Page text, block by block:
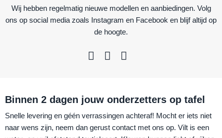
Wij hebben regelmatig nieuwe modellen en aanbiedingen. Volg
ons op social media zoals Instagram en Facebook en blijf altijd op
de hoogte.
Binnen 2 dagen jouw onderzetters op tafel
Snelle levering en géén verrassingen achteraf! Mocht er iets niet
naar wens zijn, neem dan gerust contact met ons op. Vilt is een